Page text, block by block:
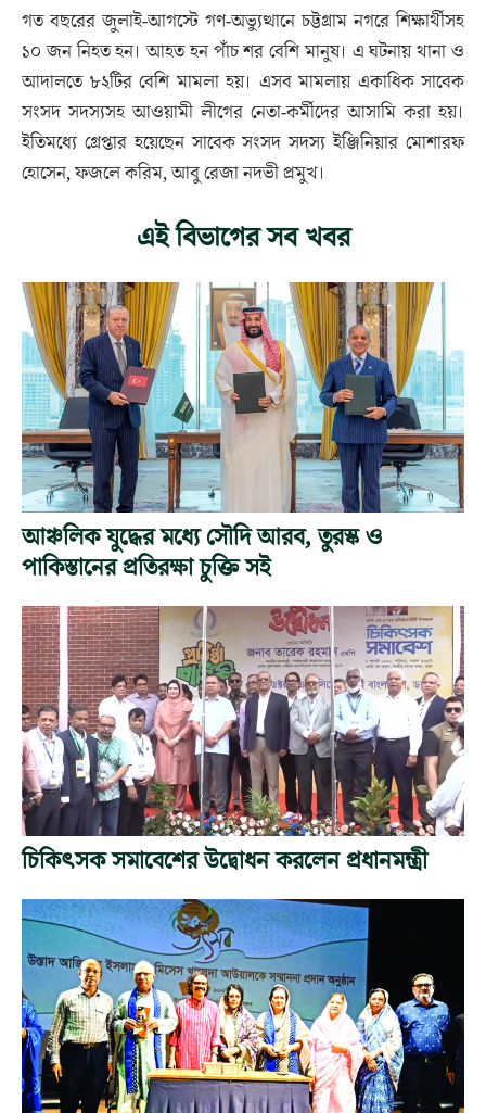
গত বছরের জুলাই-আগস্টে গণ-অভ্যুত্থানে চট্টগ্রাম নগরে শিক্ষার্থীসহ
১০ জন নিহত হন। আহত হন পাঁচ শর বেশি মানুষ। এ ঘটনায় থানা ও
আদালতে ৮২টির বেশি মামলা হয়। এসব মামলায় একাধিক সাবেক
সংসদ সদস্যসহ আওয়ামী লীগের নেতা-কর্মীদের আসামি করা হয়।
ইতিমধ্যে গ্রেপ্তার হয়েছেন সাবেক সংসদ সদস্য ইঞ্জিনিয়ার মোশারফ
হোসেন, ফজলে করিম, আবু রেজা নদভী প্রমুখ।
এই বিভাগের সব খবর
আঞ্চলিক যুদ্ধের মধ্যে সৌদি আরব, তুরস্ক ও
পাকিস্তানের প্রতিরক্ষা চুক্তি সই
চিকিৎসক সমাবেশের উদ্বোধন করলেন প্রধানমন্ত্রী